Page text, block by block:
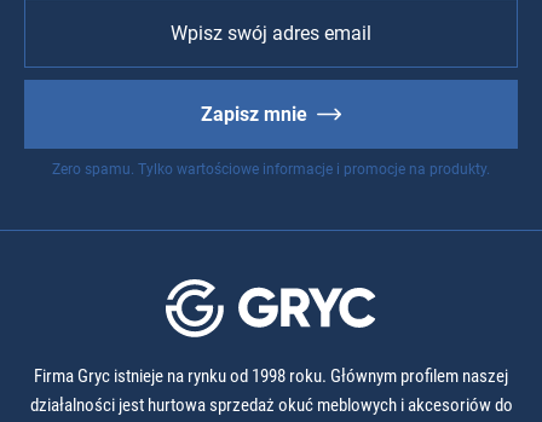
Zapisz mnie
Zero spamu. Tylko wartościowe informacje i promocje na produkty.
Firma Gryc istnieje na rynku od 1998 roku. Głównym profilem naszej
działalności jest hurtowa sprzedaż okuć meblowych i akcesoriów do